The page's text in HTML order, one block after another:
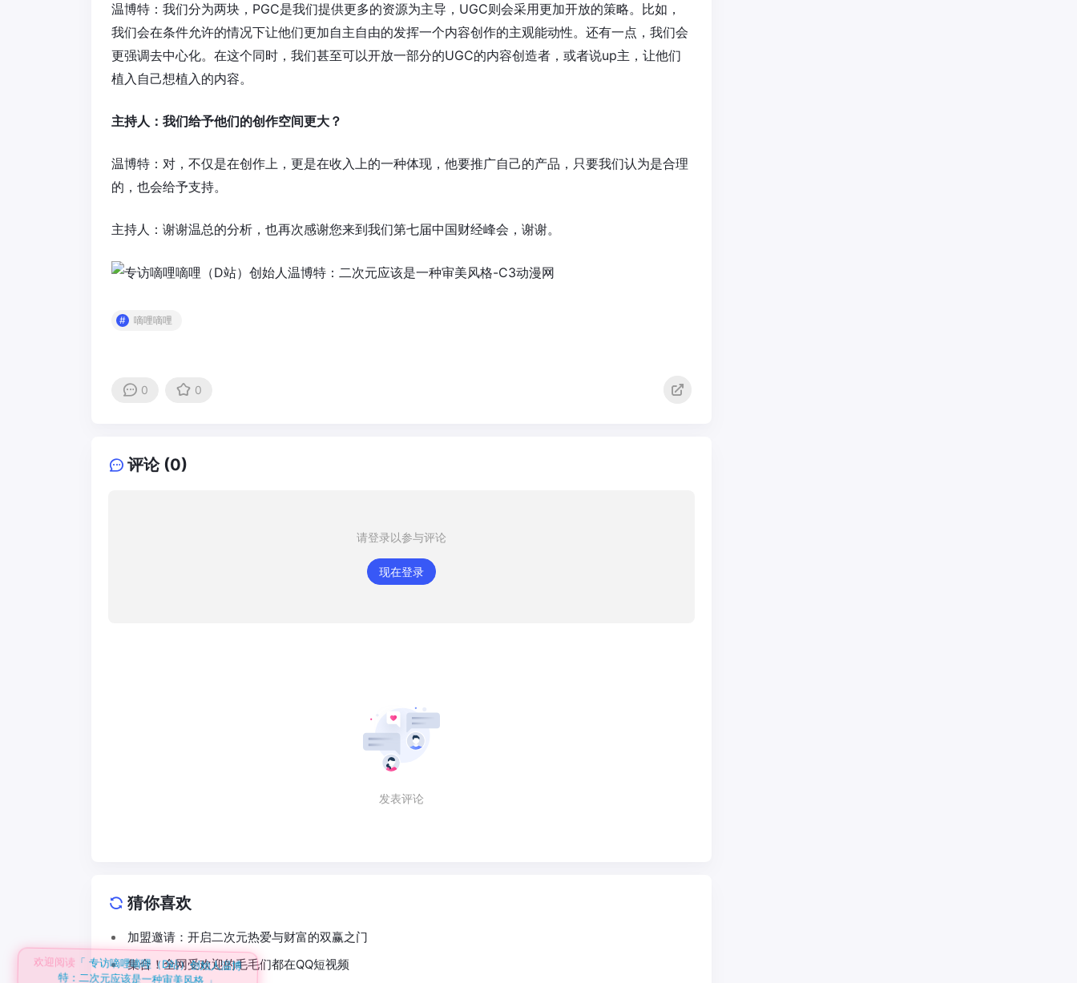
温博特：我们分为两块，PGC是我们提供更多的资源为主导，UGC则会采用更加开放的策略。比如，
我们会在条件允许的情况下让他们更加自主自由的发挥一个内容创作的主观能动性。还有一点，我们会
更强调去中心化。在这个同时，我们甚至可以开放一部分的UGC的内容创造者，或者说up主，让他们
植入自己想植入的内容。
主持人：我们给予他们的创作空间更大？
温博特：对，不仅是在创作上，更是在收入上的一种体现，他要推广自己的产品，只要我们认为是合理
的，也会给予支持。
主持人：谢谢温总的分析，也再次感谢您来到我们第七届中国财经峰会，谢谢。
嘀哩嘀哩
0 0
评论 (0)
请登录以参与评论
现在登录
发表评论
猜你喜欢
加盟邀请：开启二次元热爱与财富的双赢之门
集合！全网受欢迎的毛毛们都在QQ短视频
欢迎阅读 「 专访嘀哩嘀哩（D站）创始人温博
特：二次元应该是一种审美风格 」